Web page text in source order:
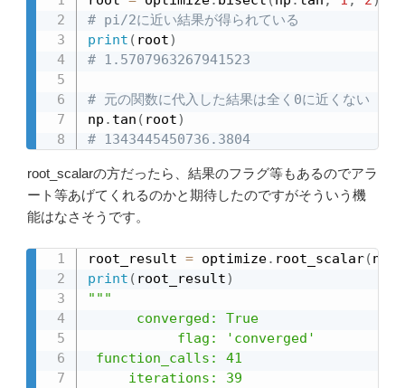
# pi/2に近い結果が得られている
print ( root)
# 1.5707963267941523
# 元の関数に代入した結果は全く0に近くない
np . tan ( root)
# 1343445450736.3804
root_scalarの方だったら、結果のフラグ等もあるのでアラ
ート等あげてくれるのかと期待したのですがそういう機
能はなさそうです。
root_result = optimize. root_scalar(np
print ( root_result)
"""
      converged: True
           flag: 'converged'
function_calls: 41
     iterations: 39